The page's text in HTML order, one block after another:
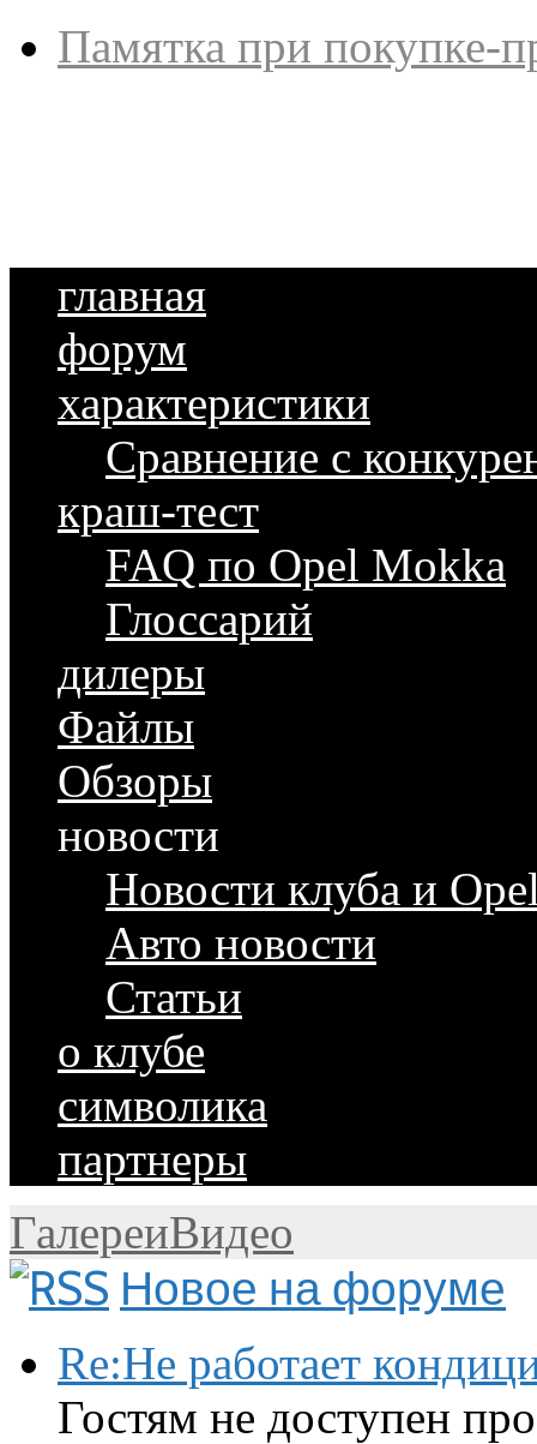
Памятка при покупке-
главная
форум
характеристики
Сравнение с
краш-тест
FAQ по Opel Mokka
Глоссарий
дилеры
Файлы
Обзоры
новости
Новости клуба и
Авто новости
Статьи
о клубе
символика
партнеры
ГалереиВидео
Новое на форуме
Re:Не работает
Гостям не доступен